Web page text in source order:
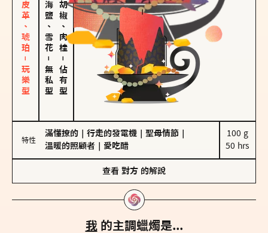
皮革、琥珀－玩樂型 海鹽、雪花
－
無私型
胡椒、肉桂
－
佔有型
特性
滿懂撩的 行走的發電機 聖母情節
溫暖的照顧者
愛吃醋
100 g
50 hrs
查看 對方 的解說
我 的主調蠟燭是...